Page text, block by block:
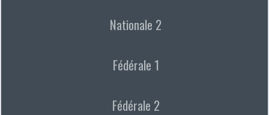
Nationale 2
Fédérale 1
Fédérale 2